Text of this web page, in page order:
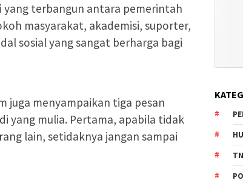
yang terbangun antara pemerintah
masyarakat, akademisi, suporter,
sosial yang sangat berharga bagi
juga menyampaikan tiga pesan
yang mulia. Pertama, apabila tidak
lain, setidaknya jangan sampai